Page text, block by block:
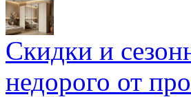
Скидки и
недорого от